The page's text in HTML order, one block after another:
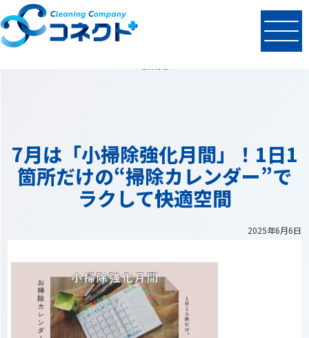
NEWS
7月は「小掃除強化月間」！1日1
箇所だけの“掃除カレンダー”で
ラクして快適空間
2025年6月6日